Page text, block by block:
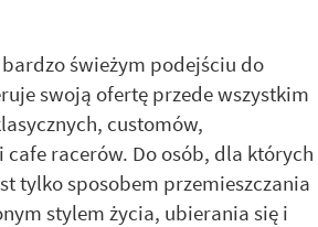
świeżym podejściu do
swoją ofertę przede wszystkim
customów,
racerów. Do osób, dla których
tylko sposobem przemieszczania
stylem życia, ubierania się i